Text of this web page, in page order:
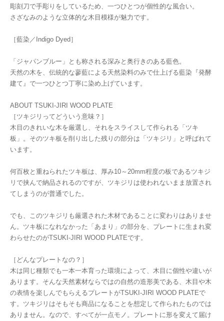
彫刻刀で手彫りをしているため、一つひとつが個性的な風合い。
さざなみのような立体的な木目模様が魅力です。
［藍染／Indigo Dyed］
「ジャパンブルー」とも称される深みと奥行きのある藍色。
天然の木を、伝統的な蓼藍による天然染料のみで仕上げる藍染『発酵
建て』で一つひとつ丁寧に染め上げています。
ABOUT TSUKI-JIRI WOOD PLATE
［ツキジリってどういう意味？］
木目のきれいな木を厳選し、それをスライスして作られる「ツキ
板」。そのツキ板を削り出した残りの部分は「ツキジリ」と呼ばれて
います。
何百枚と重ねられたツキ板は、厚み10～20mm程度の板であるツキジ
リで挟んで納品されるのですが、ツキジリは使われないまま放置され
てしまうのが普通でした。
でも、このツキジリも厳選された木材であることに変わりはありませ
ん。ツキ板になれなかった「あまり」の部分を、プレートに生まれ変
わらせたのがTSUKI-JIRI WOOD PLATEです。
［どんなプレートなの？］
木は同じ種類でも一本一本育った環境によって、木目に個性や違いが
あります。そんな天然素材ならではの自然の造形美である、木目や木
の表情を楽しんでもらえるプレートがTSUKI-JIRI WOOD PLATEで
す。ツキジリはそもそも商品になることを想定して作られたものでは
ありません。なので、すべてが一点モノ。プレートに形を変えて届け